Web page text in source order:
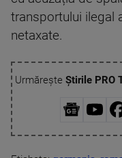
transportului ilegal
netaxate.
Urmărește Știrile PRO